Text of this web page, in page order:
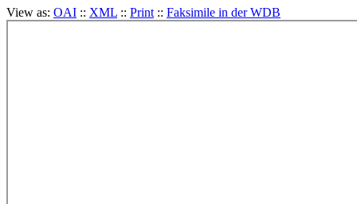
View as: OAI :: XML :: Print :: Faksimile in der WDB